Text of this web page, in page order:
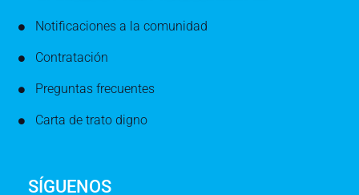
Notificaciones a la comunidad
Contratación
Preguntas frecuentes
Carta de trato digno
SÍGUENOS